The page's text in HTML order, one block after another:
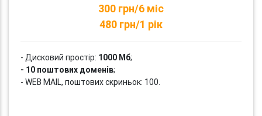
300 грн/6 міс
480 грн/1 рік
- Дисковий простір: 1000 Мб;
- 10 поштових доменів;
- WEB MAIL, поштових скриньок: 100.